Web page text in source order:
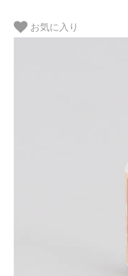
お気に入り